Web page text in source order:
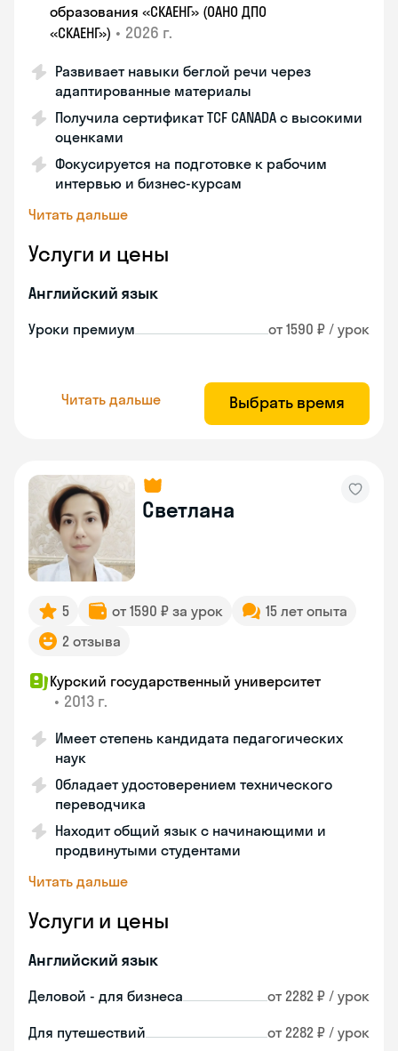
образования «СКАЕНГ» (ОАНО ДПО
«СКАЕНГ») • 2026 г.
Развивает навыки беглой речи через
адаптированные материалы
Получила сертификат TCF CANADA с высокими
оценками
Фокусируется на подготовке к рабочим
интервью и бизнес-курсам
Читать дальше
Услуги и цены
Английский язык
Уроки премиум от 1590 ₽ / урок
Читать дальше Выбрать время
Светлана
5 от 1590 ₽ за урок
15 лет опыта
2 отзыва
Курский государственный университет
• 2013 г.
Имеет степень кандидата педагогических
наук
Обладает удостоверением технического
переводчика
Находит общий язык с начинающими и
продвинутыми студентами
Читать дальше
Услуги и цены
Английский язык
Деловой - для бизнеса от 2282 ₽ / урок
Для путешествий от 2282 ₽ / урок